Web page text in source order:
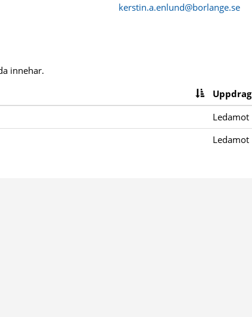
kerstin.a.enlund@borlange.se
innehar.
Uppdrag
Ledamot
Ledamot